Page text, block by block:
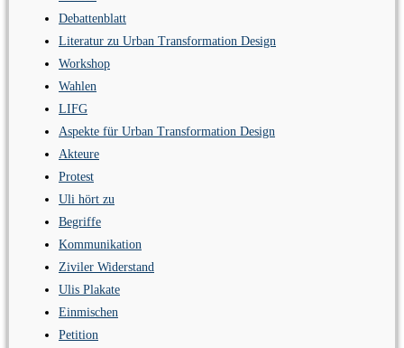
Debattenblatt
Literatur zu Urban Transformation Design
Workshop
Wahlen
LIFG
Aspekte für Urban Transformation Design
Akteure
Protest
Uli hört zu
Begriffe
Kommunikation
Ziviler Widerstand
Ulis Plakate
Einmischen
Petition